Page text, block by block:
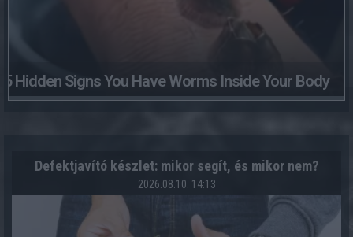
5 Hidden Signs You Have Worms Inside Your Body
Defektjavító készlet: mikor segít, és mikor nem?
2026.08.10. 14:13